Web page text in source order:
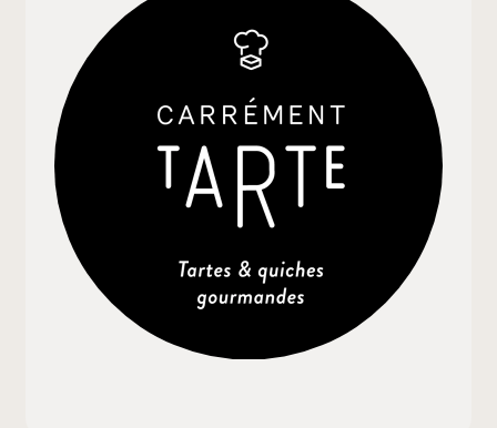
Recettes
Inspirations d'ici
Restaurants
Institutions
À propos